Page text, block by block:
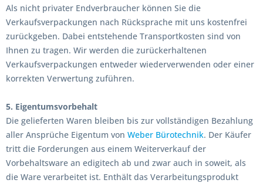
Als nicht privater Endverbraucher können Sie die
Verkaufsverpackungen nach Rücksprache mit uns kostenfrei
zurückgeben. Dabei entstehende Transportkosten sind von
Ihnen zu tragen. Wir werden die zurückerhaltenen
Verkaufsverpackungen entweder wiederverwenden oder einer
korrekten Verwertung zuführen.
5. Eigentumsvorbehalt
Die gelieferten Waren bleiben bis zur vollständigen Bezahlung
aller Ansprüche Eigentum von Weber Bürotechnik. Der Käufer
tritt die Forderungen aus einem Weiterverkauf der
Vorbehaltsware an edigitech ab und zwar auch in soweit, als
die Ware verarbeitet ist. Enthält das Verarbeitungsprodukt